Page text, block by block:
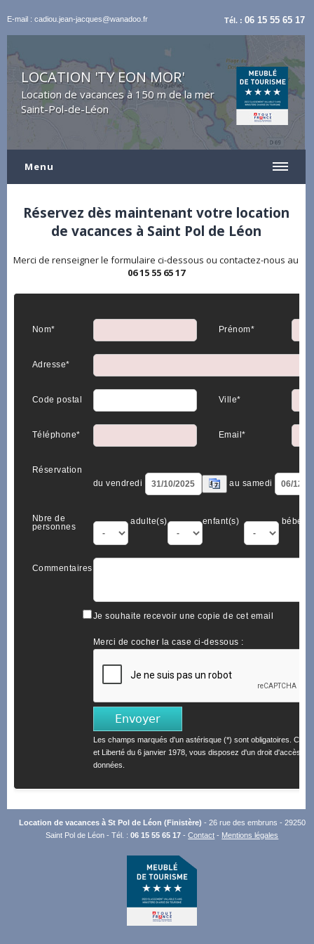
E-mail : cadiou.jean-jacques@wanadoo.fr Tél. :06 15 55 65 17
LOCATION 'TY EON MOR'
Location de vacances à 150 m de la mer
Saint-Pol-de-Léon
Menu
Réservez dès maintenant votre location
de vacances à Saint Pol de Léon
Merci de renseigner le formulaire ci-dessous ou contactez-nous au
06 15 55 65 17
Nom* Prénom*
Adresse*
Code postal Ville*
Téléphone* Email*
Réservation
du vendredi
au samedi
Nbre de
personnes
adulte(s) enfant(s) bébé(s)
Commentaires
Je souhaite recevoir une copie de cet email
Merci de cocher la case ci-dessous :
Les champs marqués d'un astérisque (*) sont obligatoires.
et Liberté du 6 janvier 1978, vous disposez d'un droit d'accès et
données.
Location de vacances à St Pol de Léon (Finistère) - 26 rue des embruns - 29250
Saint Pol de Léon - Tél. :06 15 55 65 17 -Contact - Mentions légales